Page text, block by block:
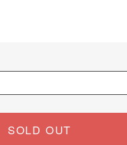
SOLD OUT